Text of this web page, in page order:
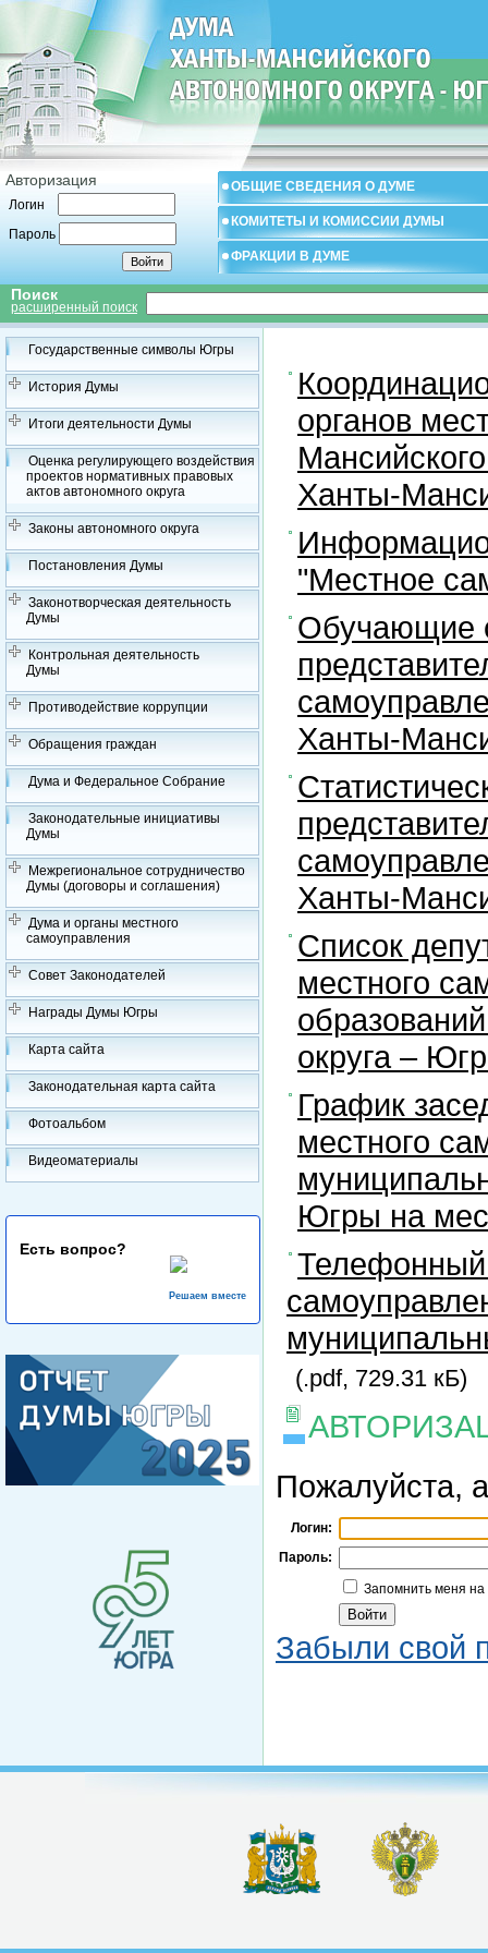
Авторизация
Логин
Пароль
ОБЩИЕ СВЕДЕНИЯ О ДУМЕ
КОМИТЕТЫ И КОМИССИИ ДУМЫ
ФРАКЦИИ В ДУМЕ
Поиск
расширенный поиск
Государственные символы Югры
История Думы
Итоги деятельности Думы
Оценка регулирующего воздействия
проектов нормативных правовых
актов автономного округа
Законы автономного округа
Постановления Думы
Законотворческая деятельность
Думы
Контрольная деятельность
Думы
Противодействие коррупции
Обращения граждан
Дума и Федеральное Собрание
Законодательные инициативы
Думы
Межрегиональное сотрудничество
Думы (договоры и соглашения)
Дума и органы местного
самоуправления
Совет Законодателей
Награды Думы Югры
Карта сайта
Законодательная карта сайта
Фотоальбом
Видеоматериалы
Есть вопрос?
Решаем вместе
органов
Ханты-
"Местное
Обучающие
Ханты-
Ханты-
Список
местного
округа –
График
местного
Югры на
Телефонный
(.pdf, 729.31 кБ)
Пожалуйста,
Логин:
Пароль:
Запомнить меня
Забыли свой